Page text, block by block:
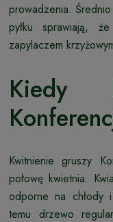
prowadzenia.
pyłku sprawiają,
zapylaczem
Kiedy
Kwitnienie gruszy
połowę kwietnia.
odporne na chłody
temu drzewo